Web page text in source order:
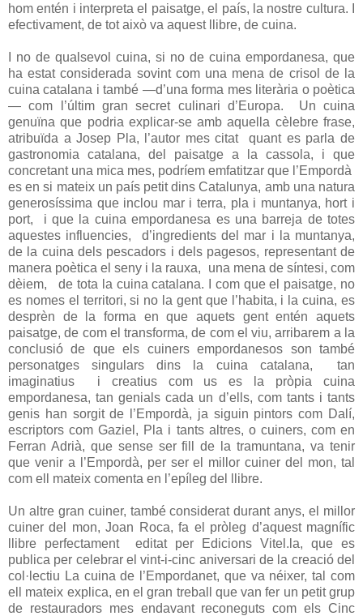
hom entén i interpreta el paisatge, el país, la nostre cultura. I
efectivament, de tot això va aquest llibre, de cuina.
I no de qualsevol cuina, si no de cuina empordanesa, que
ha estat considerada sovint com una mena de crisol de la
cuina catalana i també —d’una forma mes literària o poètica
— com l’últim gran secret culinari d’Europa. Un cuina
genuïna que podria explicar-se amb aquella cèlebre frase,
atribuïda a Josep Pla, l’autor mes citat quant es parla de
gastronomia catalana, del paisatge a la cassola, i que
concretant una mica mes, podríem emfatitzar que l’Empordà
es en si mateix un país petit dins Catalunya, amb una natura
generosíssima que inclou mar i terra, pla i muntanya, hort i
port, i que la cuina empordanesa es una barreja de totes
aquestes influencies, d’ingredients del mar i la muntanya,
de la cuina dels pescadors i dels pagesos, representant de
manera poètica el seny i la rauxa, una mena de síntesi, com
dèiem, de tota la cuina catalana. I com que el paisatge, no
es nomes el territori, si no la gent que l’habita, i la cuina, es
desprèn de la forma en que aquets gent entén aquets
paisatge, de com el transforma, de com el viu, arribarem a la
conclusió de que els cuiners empordanesos son també
personatges singulars dins la cuina catalana, tan
imaginatius i creatius com us es la pròpia cuina
empordanesa, tan genials cada un d’ells, com tants i tants
genis han sorgit de l’Empordà, ja siguin pintors com Dalí,
escriptors com Gaziel, Pla i tants altres, o cuiners, com en
Ferran Adrià, que sense ser fill de la tramuntana, va tenir
que venir a l’Empordà, per ser el millor cuiner del mon, tal
com ell mateix comenta en l’epíleg del llibre.
Un altre gran cuiner, també considerat durant anys, el millor
cuiner del mon, Joan Roca, fa el pròleg d’aquest magnífic
llibre perfectament editat per Edicions Vitel.la, que es
publica per celebrar el vint-i-cinc aniversari de la creació del
col·lectiu La cuina de l’Empordanet, que va néixer, tal com
ell mateix explica, en el gran treball que van fer un petit grup
de restauradors mes endavant reconeguts com els Cinc